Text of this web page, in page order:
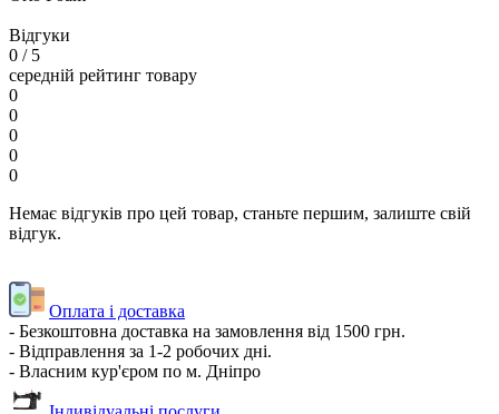
Відгуки
0 / 5
середній рейтинг товару
0
0
0
0
0
Немає відгуків про цей товар, станьте першим, залиште свій
відгук.
Оплата і доставка
- Безкоштовна доставка на замовлення від 1500 грн.
- Відправлення за 1-2 робочих дні.
- Власним кур'єром по м. Дніпро